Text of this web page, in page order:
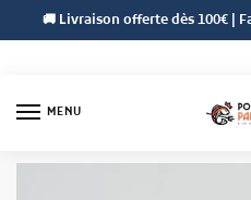
🚚 Livraison offerte dès 100€ |
MENU